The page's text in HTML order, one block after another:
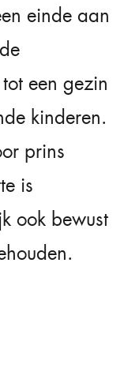
einde aan
een gezin
kinderen.
prins
is
ook bewust